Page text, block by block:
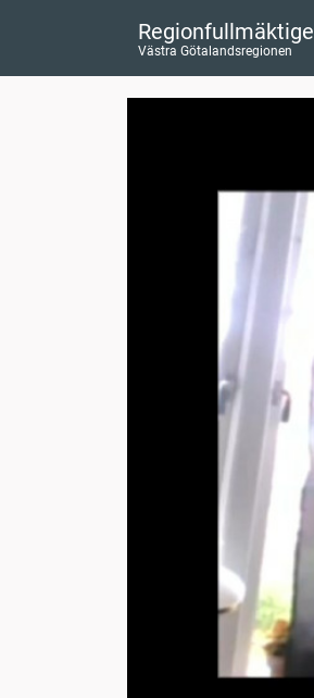
Regionfullmäktige
Västra Götalandsregionen